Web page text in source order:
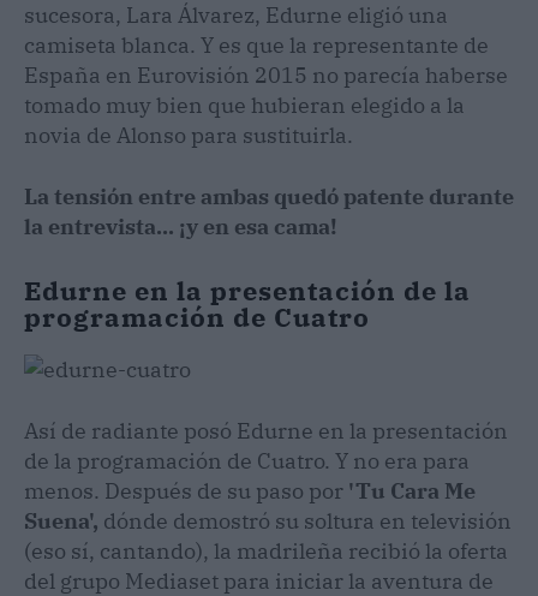
sucesora, Lara Álvarez, Edurne eligió una
camiseta blanca. Y es que la representante de
España en Eurovisión 2015 no parecía haberse
tomado muy bien que hubieran elegido a la
novia de Alonso para sustituirla.
La tensión entre ambas quedó patente durante
la entrevista... ¡y en esa cama!
Edurne en la presentación de la
programación de Cuatro
Así de radiante posó Edurne en la presentación
de la programación de Cuatro. Y no era para
menos. Después de su paso por 'Tu Cara Me
Suena', dónde demostró su soltura en televisión
(eso sí, cantando), la madrileña recibió la oferta
del grupo Mediaset para iniciar la aventura de